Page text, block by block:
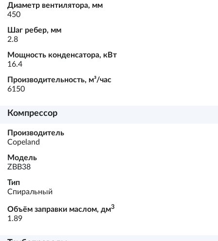
Диаметр вентилятора, мм
450
Шаг ребер, мм
2.8
Мощность конденсатора, кВт
16.4
Производительность, м³/час
6150
Компрессор
Производитель
Copeland
Модель
ZBВ38
Тип
Спиральный
Объём заправки маслом, дм3
1.89